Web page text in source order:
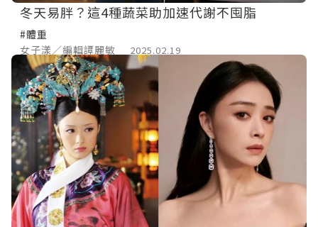
冬天易胖？這4種蔬菜助加速代謝不囤脂
#體重
女子漾／編輯譚麗敏
2025.02.19